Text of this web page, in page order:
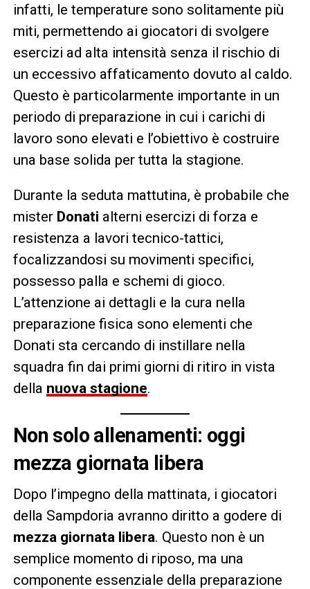
infatti, le temperature sono solitamente più
miti, permettendo ai giocatori di svolgere
esercizi ad alta intensità senza il rischio di
un eccessivo affaticamento dovuto al caldo.
Questo è particolarmente importante in un
periodo di preparazione in cui i carichi di
lavoro sono elevati e l’obiettivo è costruire
una base solida per tutta la stagione.
Durante la seduta mattutina, è probabile che
mister Donati alterni esercizi di forza e
resistenza a lavori tecnico-tattici,
focalizzandosi su movimenti specifici,
possesso palla e schemi di gioco.
L’attenzione ai dettagli e la cura nella
preparazione fisica sono elementi che
Donati sta cercando di instillare nella
squadra fin dai primi giorni di ritiro in vista
della nuova stagione.
Non solo allenamenti: oggi
mezza giornata libera
Dopo l’impegno della mattinata, i giocatori
della Sampdoria avranno diritto a godere di
mezza giornata libera. Questo non è un
semplice momento di riposo, ma una
componente essenziale della preparazione